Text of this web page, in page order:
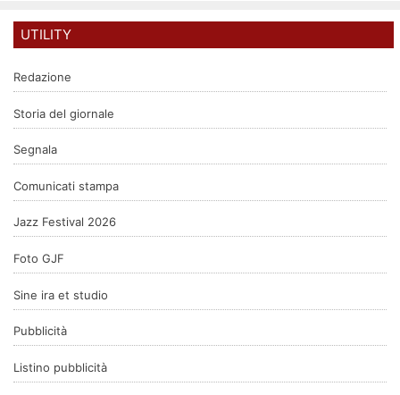
UTILITY
Redazione
Storia del giornale
Segnala
Comunicati stampa
Jazz Festival 2026
Foto GJF
Sine ira et studio
Pubblicità
Listino pubblicità